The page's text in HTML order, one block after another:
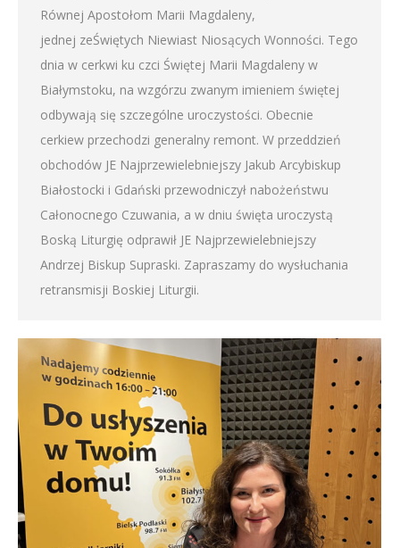
Równej Apostołom Marii Magdaleny,
jednej zeŚwiętych Niewiast Niosących Wonności. Tego
dnia w cerkwi ku czci Świętej Marii Magdaleny w
Białymstoku, na wzgórzu zwanym imieniem świętej
odbywają się szczególne uroczystości. Obecnie
cerkiew przechodzi generalny remont. W przeddzień
obchodów JE Najprzewielebniejszy Jakub Arcybiskup
Białostocki i Gdański przewodniczył nabożeństwu
Całonocnego Czuwania, a w dniu święta uroczystą
Boską Liturgię odprawił JE Najprzewielebniejszy
Andrzej Biskup Supraski. Zapraszamy do wysłuchania
retransmisji Boskiej Liturgii.